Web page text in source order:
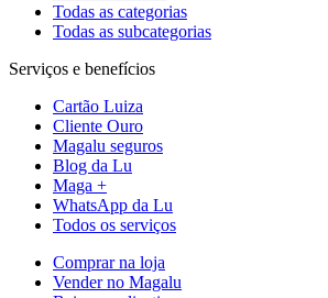
Todas as categorias
Todas as subcategorias
Serviços e benefícios
Cartão Luiza
Cliente Ouro
Magalu seguros
Blog da Lu
Maga +
WhatsApp da Lu
Todos os serviços
Comprar na loja
Vender no Magalu